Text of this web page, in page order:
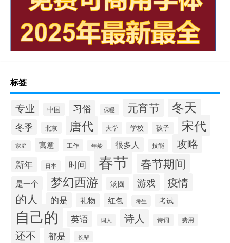
标签
专业 中国 习俗 保暖 元宵节 冬天
冬季 北京 唐代 大学 学校 孩子 宋代
家庭 寓意 工作 年龄 很多人 技能 攻略
新年 日本 时间 春节 春节期间
是一个 梦幻西游 汤圆 游戏 疫情
的人 的是 礼物 红包 考生 考试
自己的 英语 词人 诗人 诗词 费用
还不 都是 长辈